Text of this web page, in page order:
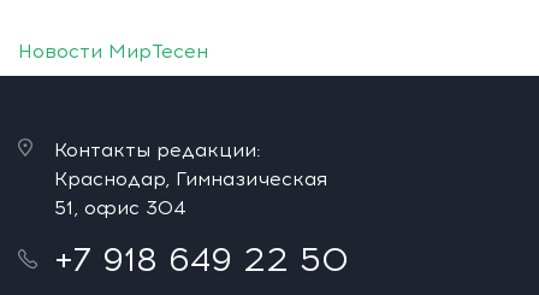
Новости МирТесен
Контакты редакции:
Краснодар, Гимназическая
51, офис 304
+7 918 649 22 50